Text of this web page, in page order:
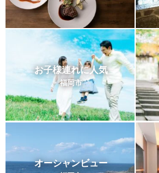
お子様連れに人気
福岡市
オーシャンビュー